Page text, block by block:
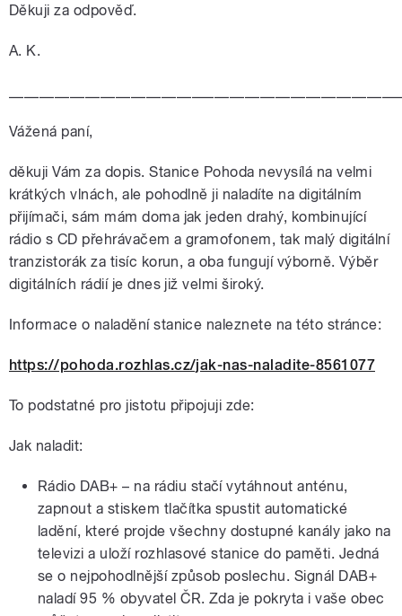
Děkuji za odpověď.
A. K.
Vážená paní,
děkuji Vám za dopis. Stanice Pohoda nevysílá na velmi
krátkých vlnách, ale pohodlně ji naladíte na digitálním
přijímači, sám mám doma jak jeden drahý, kombinující
rádio s CD přehrávačem a gramofonem, tak malý digitální
tranzistorák za tisíc korun, a oba fungují výborně. Výběr
digitálních rádií je dnes již velmi široký.
Informace o naladění stanice naleznete na této stránce:
https://pohoda.rozhlas.cz/jak-nas-naladite-8561077
To podstatné pro jistotu připojuji zde:
Jak naladit:
Rádio DAB+ – na rádiu stačí vytáhnout anténu,
zapnout a stiskem tlačítka spustit automatické
ladění, které projde všechny dostupné kanály jako na
televizi a uloží rozhlasové stanice do paměti. Jedná
se o nejpohodlnější způsob poslechu. Signál DAB+
naladí 95 % obyvatel ČR. Zda je pokryta i vaše obec